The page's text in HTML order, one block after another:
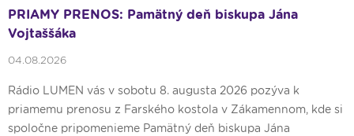
PRIAMY PRENOS: Pamätný deň biskupa Jána
Vojtaššáka
04.08.2026
Rádio LUMEN vás v sobotu 8. augusta 2026 pozýva k
priamemu prenosu z Farského kostola v Zákamennom, kde si
spoločne pripomenieme Pamätný deň biskupa Jána